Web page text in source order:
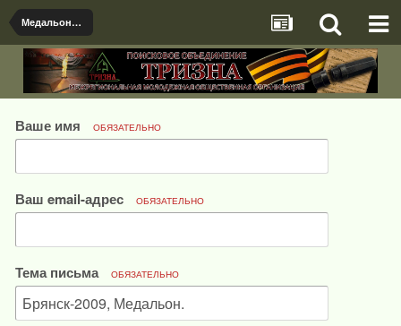
Медальоны, документы и именные предметы найденые поисковыми отрядами
Ваше имя ОБЯЗАТЕЛЬНО
Ваш email-адрес ОБЯЗАТЕЛЬНО
Тема письма ОБЯЗАТЕЛЬНО